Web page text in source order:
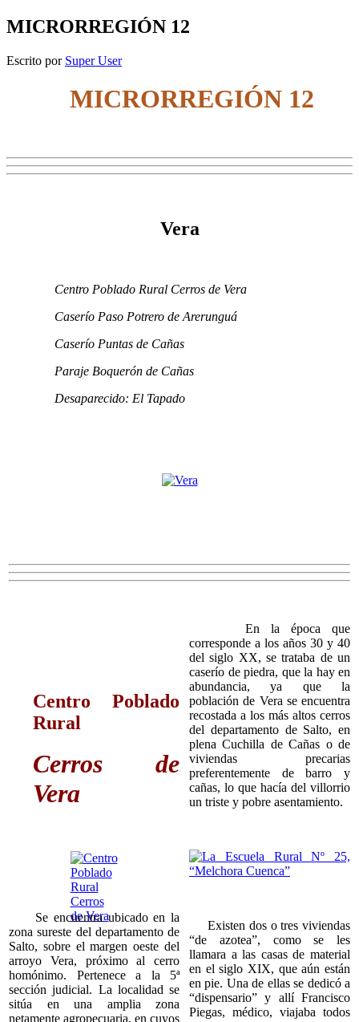
MICRORREGIÓN 12
Escrito por Super User
MICRORREGIÓN 12
Vera
Centro Poblado Rural Cerros de Vera
Caserío Paso Potrero de Arerunguá
Caserío Puntas de Cañas
Paraje Boquerón de Cañas
Desaparecido: El Tapado
Centro Poblado
Rural
Cerros de
Vera
Se encuentra ubicado en la
zona sureste del departamento de
Salto, sobre el margen oeste del
arroyo Vera, próximo al cerro
homónimo. Pertenece a la 5ª
sección judicial. La localidad se
sitúa en una amplia zona
netamente agropecuaria, en cuyos
En la época que
corresponde a los años 30 y 40
del siglo XX, se trataba de un
caserío de piedra, que la hay en
abundancia, ya que la
población de Vera se encuentra
recostada a los más altos cerros
del departamento de Salto, en
plena Cuchilla de Cañas o de
viviendas precarias
preferentemente de barro y
cañas, lo que hacía del villorrio
un triste y pobre asentamiento.
Existen dos o tres viviendas
“de azotea”, como se les
llamara a las casas de material
en el siglo XIX, que aún están
en pie. Una de ellas se dedicó a
“dispensario” y allí Francisco
Piegas, médico, viajaba todos